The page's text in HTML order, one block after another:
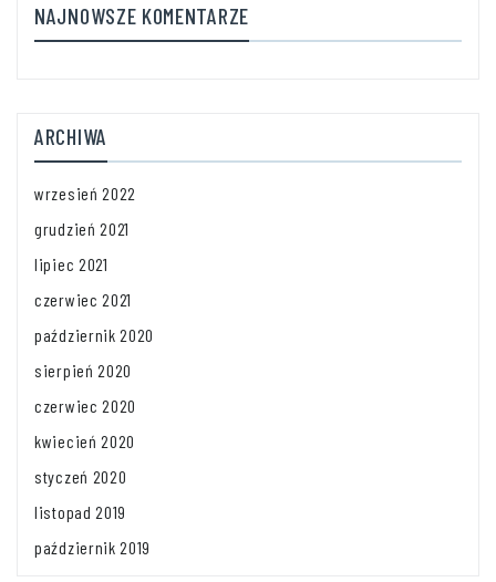
NAJNOWSZE KOMENTARZE
ARCHIWA
wrzesień 2022
grudzień 2021
lipiec 2021
czerwiec 2021
październik 2020
sierpień 2020
czerwiec 2020
kwiecień 2020
styczeń 2020
listopad 2019
październik 2019